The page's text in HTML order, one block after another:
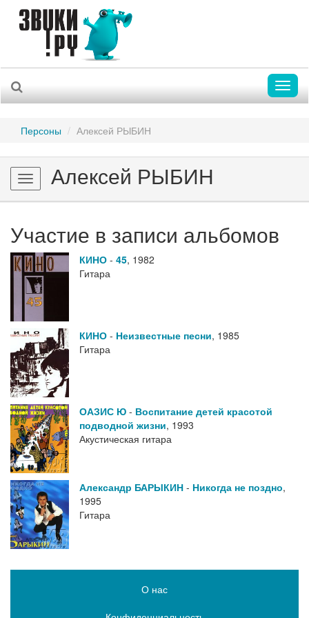
Персоны Алексей РЫБИН
Toggle
navigation
Алексей РЫБИН
Участие в записи альбомов
КИНО - 45, 1982
Гитара
КИНО - Неизвестные песни, 1985
Гитара
ОАЗИС Ю - Воспитание детей красотой
подводной жизни, 1993
Акустическая гитара
Александр БАРЫКИН - Никогда не поздно,
1995
Гитара
О нас